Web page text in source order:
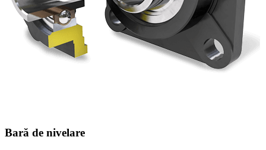
Bară de nivelare